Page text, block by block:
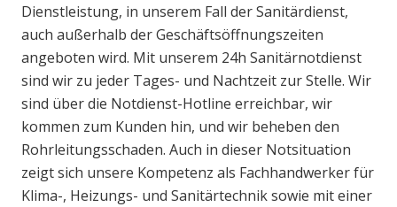
Dienstleistung, in unserem Fall der Sanitärdienst,
auch außerhalb der Geschäftsöffnungszeiten
angeboten wird. Mit unserem 24h Sanitärnotdienst
sind wir zu jeder Tages- und Nachtzeit zur Stelle. Wir
sind über die Notdienst-Hotline erreichbar, wir
kommen zum Kunden hin, und wir beheben den
Rohrleitungsschaden. Auch in dieser Notsituation
zeigt sich unsere Kompetenz als Fachhandwerker für
Klima-, Heizungs- und Sanitärtechnik sowie mit einer